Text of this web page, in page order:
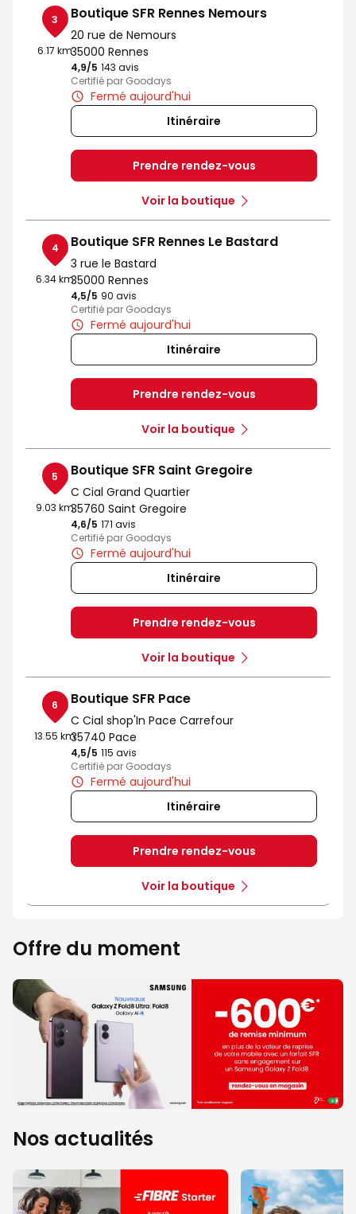
3
6.17 km
Boutique SFR Rennes Nemours
20 rue de Nemours
35000 Rennes
4,9/5 Note de 4.9 sur 5
143 avis
Certifié par Goodays
Fermé aujourd'hui
Itinéraire
Prendre rendez-vous
Voir la boutique
4
6.34 km
Boutique SFR Rennes Le Bastard
3 rue le Bastard
35000 Rennes
4,5/5 Note de 4.5 sur 5
90 avis
Certifié par Goodays
Fermé aujourd'hui
Itinéraire
Prendre rendez-vous
Voir la boutique
5
9.03 km
Boutique SFR Saint Gregoire
C Cial Grand Quartier
35760 Saint Gregoire
4,6/5 Note de 4.6 sur 5
171 avis
Certifié par Goodays
Fermé aujourd'hui
Itinéraire
Prendre rendez-vous
Voir la boutique
6
13.55 km
Boutique SFR Pace
C Cial shop'In Pace Carrefour
35740 Pace
4,5/5 Note de 4.5 sur 5
115 avis
Certifié par Goodays
Fermé aujourd'hui
Itinéraire
Prendre rendez-vous
Voir la boutique
Offre du moment
Nos actualités